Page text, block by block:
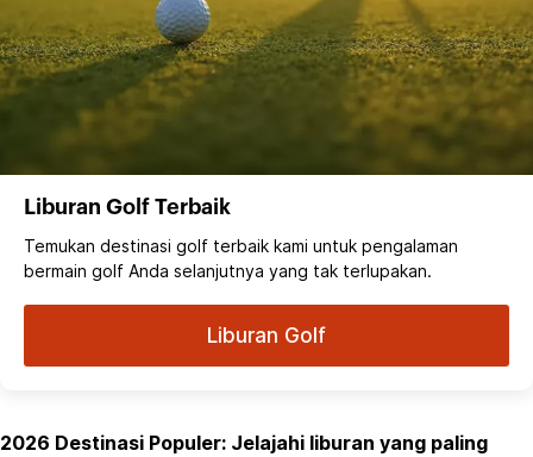
Liburan Golf Terbaik
Temukan destinasi golf terbaik kami untuk pengalaman
bermain golf Anda selanjutnya yang tak terlupakan.
Liburan Golf
2026 Destinasi Populer: Jelajahi liburan yang paling